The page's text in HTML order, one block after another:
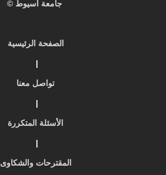
جامعة أسيوط ©
الصفحة الرئيسية
|
تواصل معنا
|
الأسئلة المتكررة
|
المقترحات والشكاوى